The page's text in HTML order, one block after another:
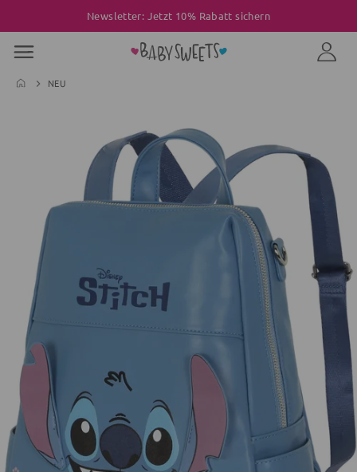
Newsletter: Jetzt 10% Rabatt sichern
NEU